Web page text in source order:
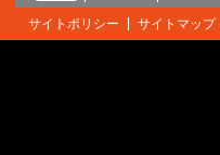
サイトポリシー サイトマップ